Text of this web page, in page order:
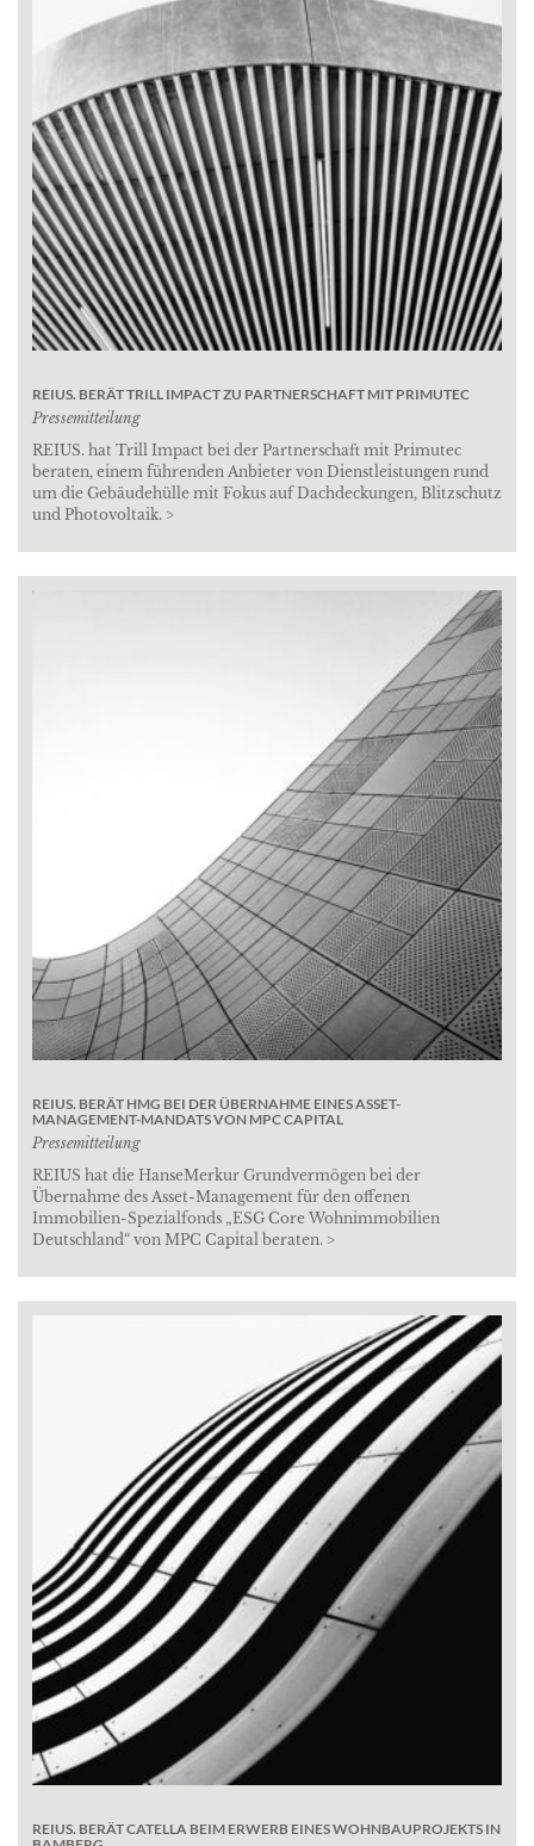
REIUS. BERÄT TRILL IMPACT ZU PARTNERSCHAFT MIT PRIMUTEC
Pressemitteilung
REIUS. hat Trill Impact bei der Partnerschaft mit Primutec
beraten, einem führenden Anbieter von Dienstleistungen rund
um die Gebäudehülle mit Fokus auf Dachdeckungen, Blitzschutz
und Photovoltaik. >
REIUS. BERÄT HMG BEI DER ÜBERNAHME EINES ASSET-
MANAGEMENT-MANDATS VON MPC CAPITAL
Pressemitteilung
REIUS hat die HanseMerkur Grundvermögen bei der
Übernahme des Asset-Management für den offenen
Immobilien-Spezialfonds „ESG Core Wohnimmobilien
Deutschland“ von MPC Capital beraten. >
REIUS. BERÄT CATELLA BEIM ERWERB EINES WOHNBAUPROJEKTS IN